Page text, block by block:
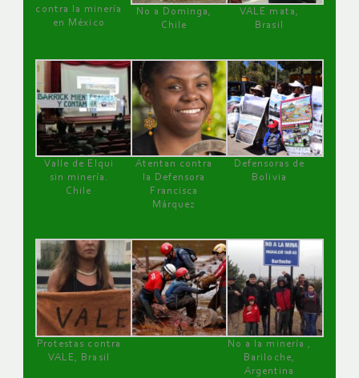
contra la minería
en México
No a Dominga,
Chile
VALE mata,
Brasil
Valle de Elqui
sin minería.
Chile
Atentan contra
la Defensora
Francisca
Márquez
Defensoras de
Bolivia
Protestas contra
VALE, Brasil
No a la minería ,
Bariloche,
Argentina